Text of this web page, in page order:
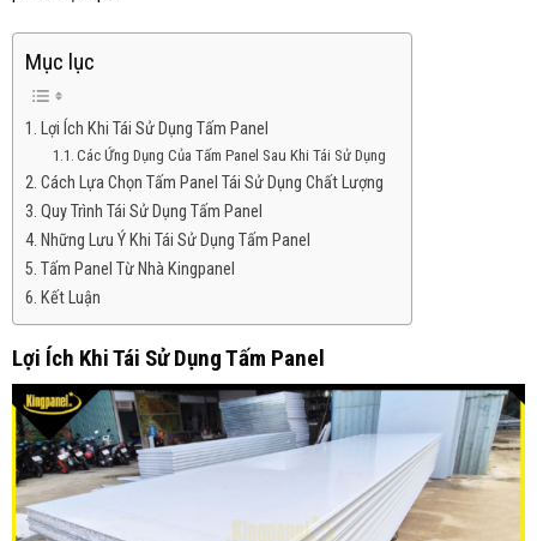
Mục lục
Lợi Ích Khi Tái Sử Dụng Tấm Panel
Các Ứng Dụng Của Tấm Panel Sau Khi Tái Sử Dụng
Cách Lựa Chọn Tấm Panel Tái Sử Dụng Chất Lượng
Quy Trình Tái Sử Dụng Tấm Panel
Những Lưu Ý Khi Tái Sử Dụng Tấm Panel
Tấm Panel Từ Nhà Kingpanel
Kết Luận
Lợi Ích Khi Tái Sử Dụng Tấm Panel